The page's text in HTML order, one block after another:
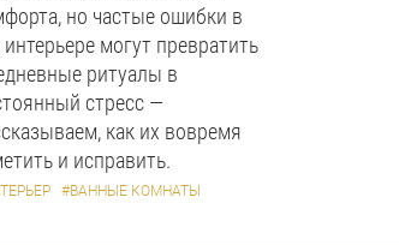
но частые ошибки в
интерьере могут превратить
ритуалы в
стресс —
как их вовремя
и исправить.
#ВАННЫЕ КОМНАТЫ